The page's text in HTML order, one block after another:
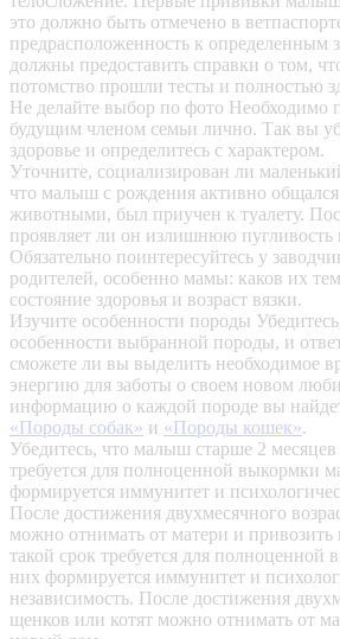
это должно быть отмечено в
предрасположенность к определенным
должны предоставить справки о том,
потомство прошли тесты и полностью
Не делайте выбор по фото Необходимо
будущим членом семьи лично. Так вы
здоровье и определитесь с характером.
Уточните, социализирован ли
что малыш с рождения активно
животными, был приучен к туалету.
проявляет ли он излишнюю пугливость
Обязательно поинтересуйтесь у
родителей, особенно мамы: каков их
состояние здоровья и возраст вязки.
Изучите особенности породы
особенности выбранной породы, и
сможете ли вы выделить необходимое
энергию для заботы о своем новом
информацию о каждой породе вы
«Породы собак» и «Породы кошек».
Убедитесь, что малыш старше 2 месяцев
требуется для полноценной выкормки
формируется иммунитет и
После достижения двухмесячного
можно отнимать от матери и
такой срок требуется для
них формируется иммунитет и
независимость. После достижения
щенков или котят можно отнимать от